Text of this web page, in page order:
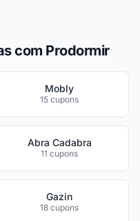
com Prodormir
Mobly
15 cupons
Abra Cadabra
11 cupons
Gazin
18 cupons